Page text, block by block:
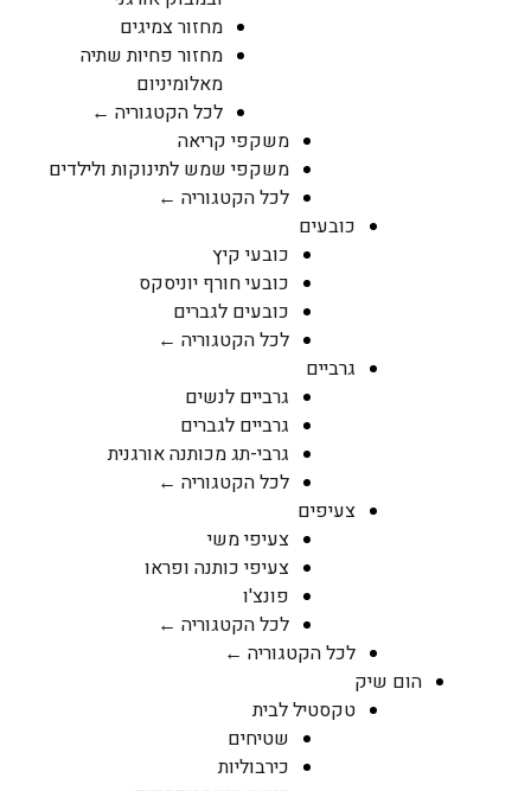
מחזור צמיגים
מחזור פחיות שתיה
מאלומיניום
לכל הקטגוריה ←
משקפי קריאה
משקפי שמש לתינוקות ולילדים
לכל הקטגוריה ←
כובעים
כובעי קיץ
כובעי חורף יוניסקס
כובעים לגברים
לכל הקטגוריה ←
גרביים
גרביים לנשים
גרביים לגברים
גרבי-תג מכותנה אורגנית
לכל הקטגוריה ←
צעיפים
צעיפי משי
צעיפי כותנה ופראו
פונצ'ו
לכל הקטגוריה ←
לכל הקטגוריה ←
הום שיק
טקסטיל לבית
שטיחים
כירבוליות